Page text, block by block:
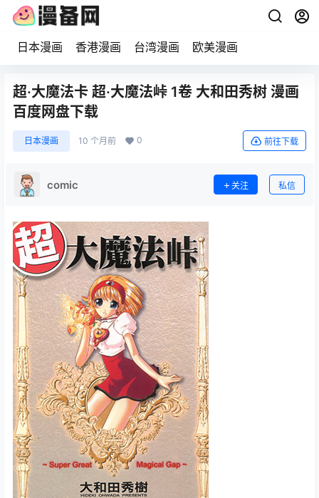
日本漫画 香港漫画 台湾漫画 欧美漫画
超·大魔法卡 超·大魔法峠 1卷 大和田秀树 漫画
百度网盘下载
日本漫画 10 个月前 0 前往下载
comic 关注 私信